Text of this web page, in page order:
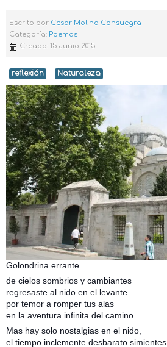
Escrito por Cesar Molina Consuegra
Categoría: Poemas
Creado: 15 Junio 2015
reflexión Naturaleza
Golondrina errante
de cielos sombrios y cambiantes
regresaste al nido en el levante
por temor a romper tus alas
en la aventura infinita del camino.
Mas hay solo nostalgias en el nido,
el tiempo inclemente desbarato simientes,